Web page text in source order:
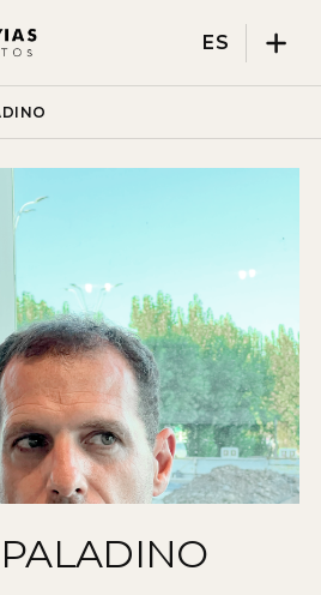
ES